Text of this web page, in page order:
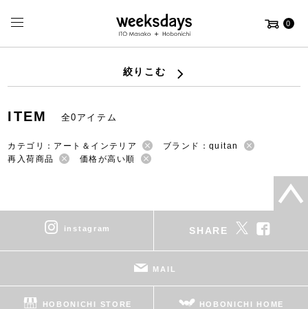
0
絞りこむ
ITEM 全0アイテム
カテゴリ：アート＆インテリア
ブランド：quitan
再入荷商品
価格が高い順
instagram SHARE
MAIL
HOBONICHI STORE HOBONICHI HOME